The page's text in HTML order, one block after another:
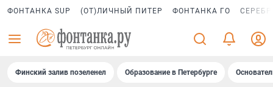
ФОНТАНКА SUP (ОТ)ЛИЧНЫЙ ПИТЕР ФОНТАНКА ГО
Финский залив позеленел Образование в Петербурге